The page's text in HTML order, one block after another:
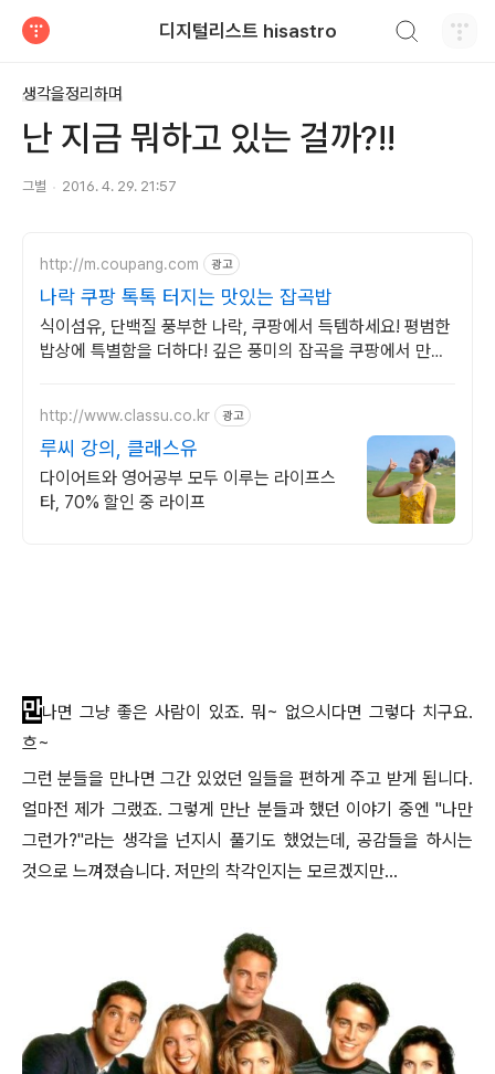
디지털리스트 hisastro
생각을정리하며
난 지금 뭐하고 있는 걸까?!!
그별 2016. 4. 29. 21:57
http://m.coupang.com 광고
나락 쿠팡 톡톡 터지는 맛있는 잡곡밥
식이섬유, 단백질 풍부한 나락, 쿠팡에서 득템하세요! 평범한
밥상에 특별함을 더하다! 깊은 풍미의 잡곡을 쿠팡에서 만나
http://www.classu.co.kr 광고
루씨 강의, 클래스유
다이어트와 영어공부 모두 이루는 라이프스
타, 70% 할인 중 라이프
만나면 그냥 좋은 사람이 있죠. 뭐~ 없으시다면 그렇다 치구요.
흐~
그런 분들을 만나면 그간 있었던 일들을 편하게 주고 받게 됩니다.
얼마전 제가 그랬죠. 그렇게 만난 분들과 했던 이야기 중엔 "나만
그런가?"라는 생각을 넌지시 풀기도 했었는데, 공감들을 하시는
것으로 느껴졌습니다. 저만의 착각인지는 모르겠지만...